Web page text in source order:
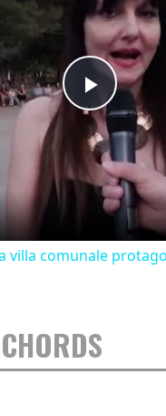
Play
Video
villa comunale